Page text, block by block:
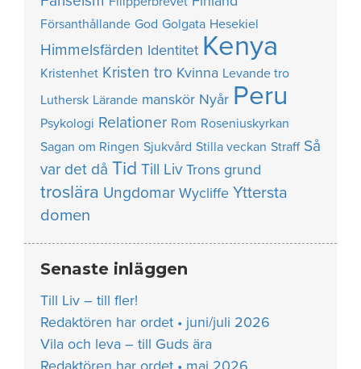
Försanthållande God Golgata Hesekiel
Himmelsfärden Identitet Kenya
Kristenhet Kristen tro Kvinna Levande tro
Luthersk Lärande manskör Nyår Peru
Psykologi Relationer Rom Roseniuskyrkan
Sagan om Ringen Sjukvård Stilla veckan Straff Så
var det då Tid Till Liv Trons grund
troslära Ungdomar Wycliffe Yttersta
domen
Senaste inläggen
Till Liv – till fler!
Redaktören har ordet • juni/juli 2026
Vila och leva – till Guds ära